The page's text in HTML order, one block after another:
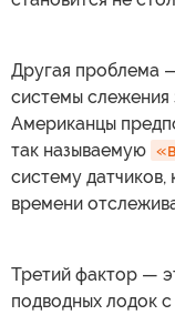
Другая проблема
системы
Американцы
так называемую
систему
времени
Третий фактор —
подводных лодок